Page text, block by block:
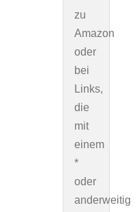
zu
Amazon
oder
bei
Links,
die
mit
einem
*
oder
anderweitig